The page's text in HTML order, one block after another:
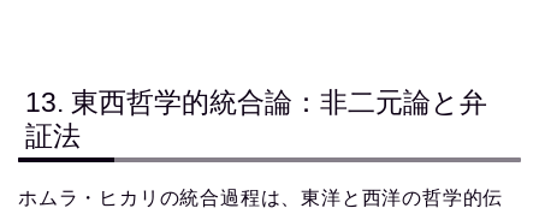
13. 東西哲学的統合論：非二元論と弁
証法
ホムラ・ヒカリの統合過程は、東洋と西洋の哲学的伝